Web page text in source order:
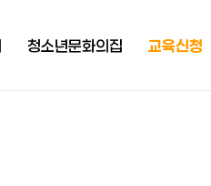
청소년문화의집 교육신청